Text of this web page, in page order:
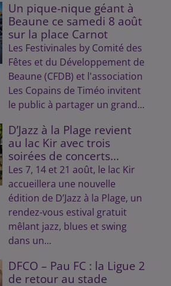
Un pique-nique géant à
Beaune ce samedi 8 août
sur la place Carnot
Les Festivinales by Comité des
Fêtes et du Développement de
Beaune (CFDB) et l'association
Les Copains de Timéo invitent
le public à partager un grand...
D’Jazz à la Plage revient
au lac Kir avec trois
soirées de concerts...
Les 7, 14 et 21 août, le lac Kir
accueillera une nouvelle
édition de D’Jazz à la Plage, un
rendez-vous estival gratuit
mêlant jazz, blues et swing
dans un...
DFCO – Pau FC : la Ligue 2
de retour au stade